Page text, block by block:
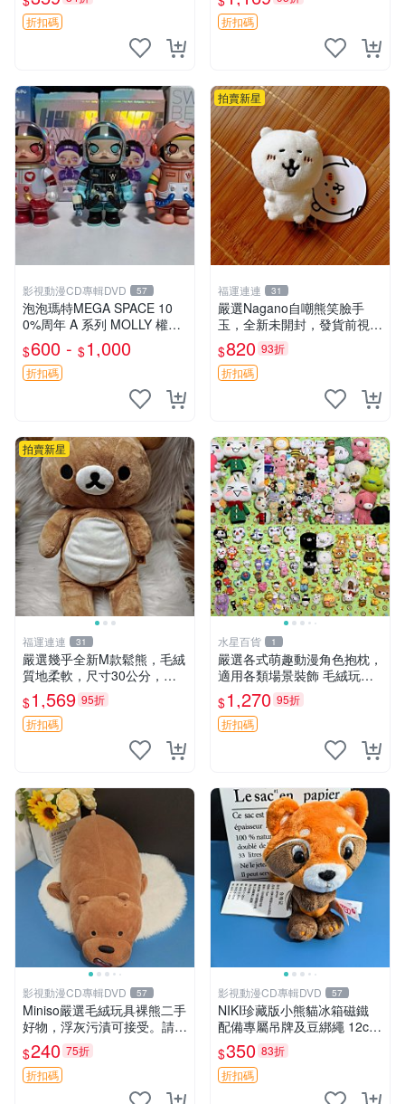
心選擇 安撫玩偶 衝包 玩具
折扣碼
優異。收藏或贈送皆為佳選。
中古 毛絨熊 毛玩偶
折扣碼
影視動漫CD專輯DVD 57
泡泡瑪特MEGA SPACE 10
0%周年 A 系列 MOLLY 權威
隱藏款 嚴選薄荷巧克力色 80
年代風味 權威推薦 合適收藏
$600 - $1,000
折扣碼
拍賣新星
福運連連 31
嚴選Nagano自嘲熊笑臉手
玉，全新未開封，發貨前視頻
確認，海南 廣西 貴州 嚴選N
agano自嘲熊笑臉手玉，全新
未開封，發貨前視頻確認，四
$820 93折
折扣碼
拍賣新星
福運連連 31
嚴選幾乎全新M款鬆熊，毛絨
質地柔軟，尺寸30公分，做
工精緻可愛，適合收藏或贈送
親友。中古使用痕跡，手感依
然優良。 鬆熊 嬰熊 毛玩偶
$1,569 95折
折扣碼
水星百貨 1
嚴選各式萌趣動漫角色抱枕，
適用各類場景裝飾 毛絨玩
具、卡通抱枕、趣味玩偶
$1,270 95折
折扣碼
影視動漫CD專輯DVD 57
Miniso嚴選毛絨玩具裸熊二手
好物，浮灰污漬可接受。請詳
閱照片再下單，售出不退不
換。全新品相收藏推薦。 裸
熊 毛絨玩具 收藏
$240 75折
折扣碼
影視動漫CD專輯DVD 57
NIKI珍藏版小熊貓冰箱磁鐵
配備專屬吊牌及豆綁繩 12cm
廢品嚴選 好評推薦 小熊貓冰
箱貼 磁鐵掛件 冰箱飾品
$350 83折
折扣碼